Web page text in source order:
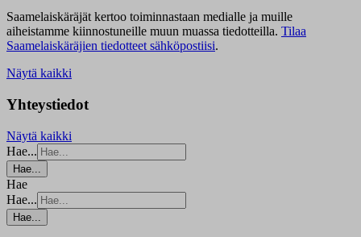
Saamelaiskäräjät kertoo toiminnastaan medialle ja muille
aiheistamme kiinnostuneille muun muassa tiedotteilla. Tilaa
Saamelaiskäräjien tiedotteet sähköpostiisi.
Näytä kaikki
Yhteystiedot
Näytä kaikki
Hae...
Hae...
Hae
Hae...
Hae...